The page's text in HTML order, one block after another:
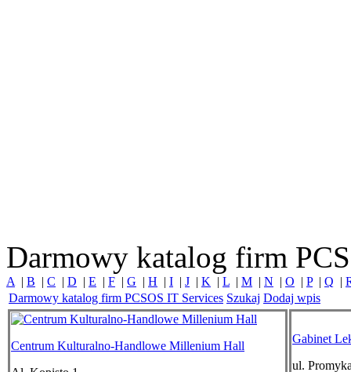
Darmowy katalog firm
A| B | C | D | E | F | G | H | I | J | K | L | M | N | O | P| Q |
Darmowy katalog firm PCSOS IT Services Szukaj Dodaj wpis
Centrum Kulturalno-Handlowe Millenium Hall
Gabinet
ul.